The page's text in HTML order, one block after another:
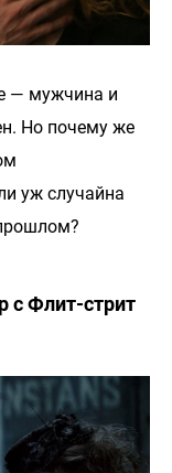
— мужчина и
Но почему же
уж случайна
с Флит-стрит